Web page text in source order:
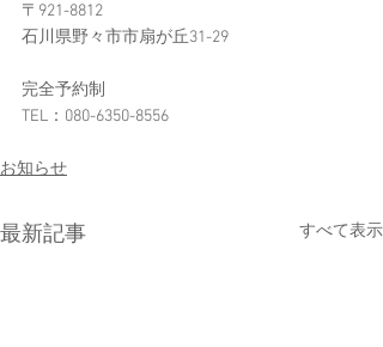
〒921-8812
石川県野々市市扇が丘31-29
完全予約制
TEL：080-6350-8556​
お知らせ
最新記事 すべて表示